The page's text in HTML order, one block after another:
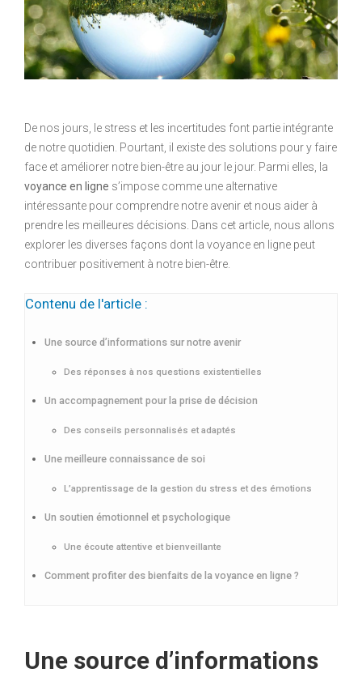
De nos jours, le stress et les incertitudes font partie intégrante
de notre quotidien. Pourtant, il existe des solutions pour y faire
face et améliorer notre bien-être au jour le jour. Parmi elles, la
voyance en ligne s’impose comme une alternative
intéressante pour comprendre notre avenir et nous aider à
prendre les meilleures décisions. Dans cet article, nous allons
explorer les diverses façons dont la voyance en ligne peut
contribuer positivement à notre bien-être.
Contenu de l'article :
Une source d’informations sur notre avenir
Des réponses à nos questions existentielles
Un accompagnement pour la prise de décision
Des conseils personnalisés et adaptés
Une meilleure connaissance de soi
L’apprentissage de la gestion du stress et des émotions
Un soutien émotionnel et psychologique
Une écoute attentive et bienveillante
Comment profiter des bienfaits de la voyance en ligne ?
Une source d’informations